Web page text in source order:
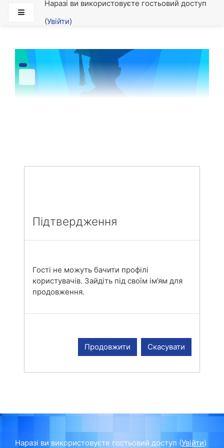
Перейти до головного вмісту
Наразі ви використовуєте гостьовий доступ
(Увійти)
Підтвердження
Гості не можуть бачити профілі
користувачів. Зайдіть під своїм ім’ям для
продовження.
Продовжити Скасувати
Наразі ви використовуєте гостьовий доступ (Увійти)